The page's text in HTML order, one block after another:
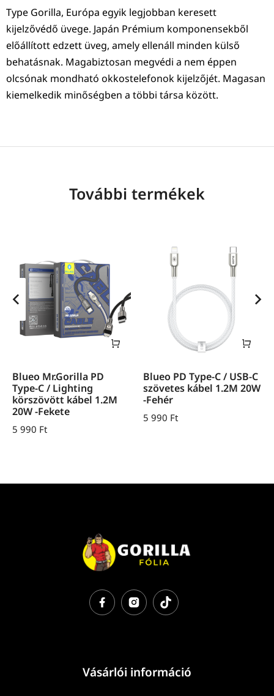
Type Gorilla, Európa egyik legjobban keresett
kijelzővédő üvege. Japán Prémium komponensekből
előállított edzett üveg, amely ellenáll minden külső
behatásnak. Magabiztosan megvédi a nem éppen
olcsónak mondható okkostelefonok kijelzőjét. Magasan
kiemelkedik minőségben a többi társa között.
További termékek
Blueo Mr.Gorilla PD
Type-C / Lighting
körszövött kábel 1.2M
20W -Fekete
5 990 Ft
Blueo PD Type-C / USB-C
szövetes kábel 1.2M 20W
-Fehér
5 990 Ft
Vásárlói információ